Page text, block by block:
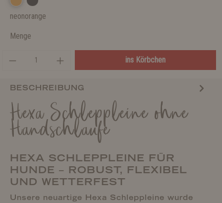
neonorange
Menge
ins Körbchen
BESCHREIBUNG
Hexa Schleppleine ohne
Handschlaufe
HEXA SCHLEPPLEINE FÜR
HUNDE – ROBUST, FLEXIBEL
UND WETTERFEST
Unsere neuartige Hexa Schleppleine wurde